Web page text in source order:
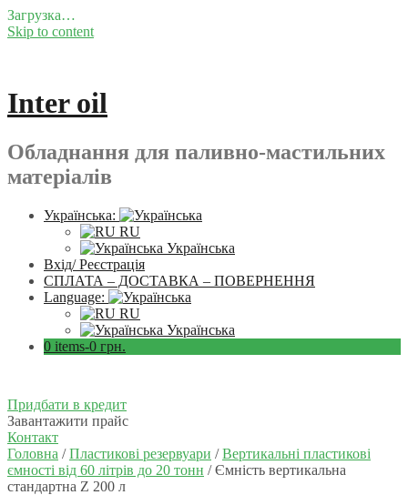
Загрузка…
Skip to content
Inter oil
Обладнання для паливно-мастильних
матеріалів
Українська:
RU
Українська
Вхід/ Реєстрація
СПЛАТА – ДОСТАВКА – ПОВЕРНЕННЯ
Language:
RU
Українська
0 items-0 грн.
Придбати в кредит
Завантажити прайс
Контакт
Головна /Пластикові резервуари /Вертикальні пластикові
ємності від 60 літрів до 20 тонн / Ємність вертикальна
стандартна Z 200 л